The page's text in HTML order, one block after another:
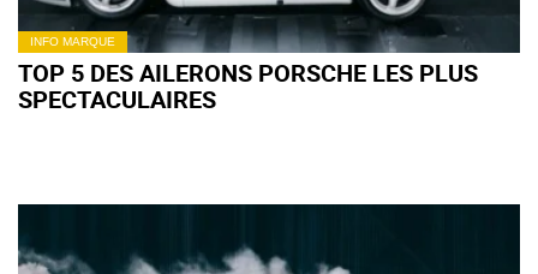
INFO MARQUE
TOP 5 DES AILERONS PORSCHE LES PLUS
SPECTACULAIRES